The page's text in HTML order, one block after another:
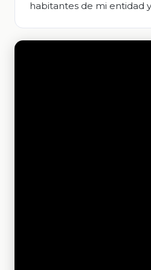
habitantes de mi entidad